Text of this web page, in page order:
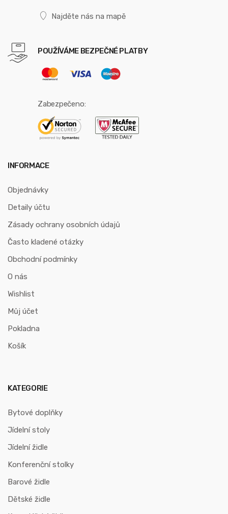
Najděte nás na mapě
POUŽÍVÁME BEZPEČNÉ PLATBY
Zabezpečeno:
INFORMACE
Objednávky
Detaily účtu
Zásady ochrany osobních údajů
Často kladené otázky
Obchodní podmínky
O nás
Wishlist
Můj účet
Pokladna
Košík
KATEGORIE
Bytové doplňky
Jídelní stoly
Jídelní židle
Konferenční stolky
Barové židle
Dětské židle